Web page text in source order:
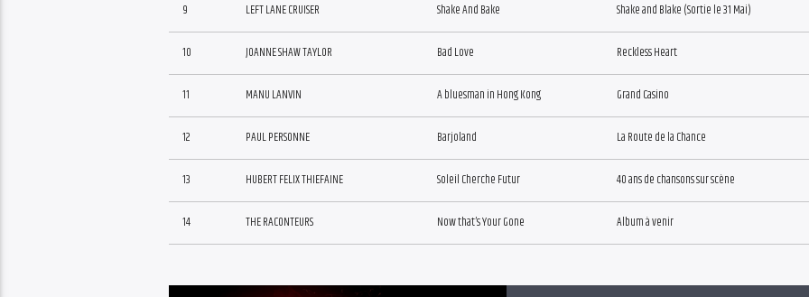
9 LEFT LANE CRUISER Shake And Bake Shake and Blake (Sortie le 31 Mai)
10 JOANNE SHAW TAYLOR Bad Love Reckless Heart
11 MANU LANVIN A bluesman in Hong Kong Grand Casino
12 PAUL PERSONNE Barjoland La Route de la Chance
13 HUBERT FELIX THIEFAINE Soleil Cherche Futur 40 ans de chansons sur scène
14 THE RACONTEURS Now that’s Your Gone Album à venir